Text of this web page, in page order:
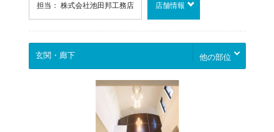
担当： 株式会社池田邦工務店 店舗情報
他の部位